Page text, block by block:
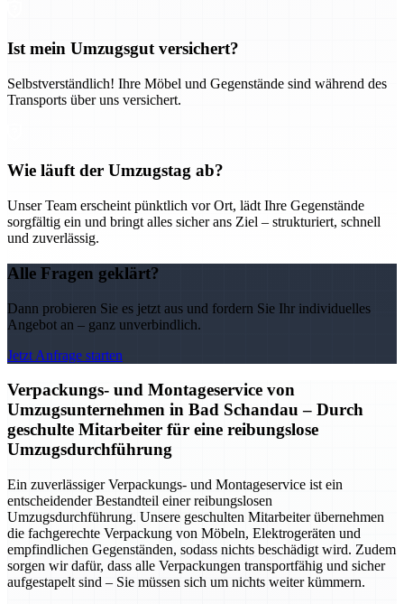
Ist mein Umzugsgut versichert?
Selbstverständlich! Ihre Möbel und Gegenstände sind während des
Transports über uns versichert.
Wie läuft der Umzugstag ab?
Unser Team erscheint pünktlich vor Ort, lädt Ihre Gegenstände
sorgfältig ein und bringt alles sicher ans Ziel – strukturiert, schnell
und zuverlässig.
Alle Fragen geklärt?
Dann probieren Sie es jetzt aus und fordern Sie Ihr individuelles
Angebot an – ganz unverbindlich.
Jetzt Anfrage starten
Verpackungs- und Montageservice von
Umzugsunternehmen in Bad Schandau – Durch
geschulte Mitarbeiter für eine reibungslose
Umzugsdurchführung
Ein zuverlässiger Verpackungs- und Montageservice ist ein
entscheidender Bestandteil einer reibungslosen
Umzugsdurchführung. Unsere geschulten Mitarbeiter übernehmen
die fachgerechte Verpackung von Möbeln, Elektrogeräten und
empfindlichen Gegenständen, sodass nichts beschädigt wird. Zudem
sorgen wir dafür, dass alle Verpackungen transportfähig und sicher
aufgestapelt sind – Sie müssen sich um nichts weiter kümmern.